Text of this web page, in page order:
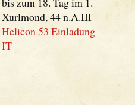
Xurlmond, 44 n.A.III
Helicon 53 Einladung
IT